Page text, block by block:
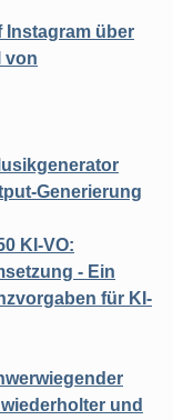
Instagram über
von
Generierung
KI-VO:
- Ein
für KI-
und